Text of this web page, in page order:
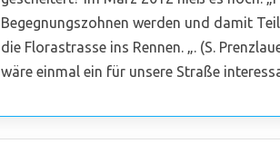
Begegnungszohnen werden und damit
die Florastrasse ins Rennen. „. (S.
wäre einmal ein für unsere Straße